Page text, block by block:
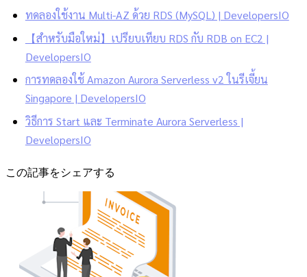
ทดลองใช้งาน Multi-AZ ด้วย RDS (MySQL) | DevelopersIO
【สำหรับมือใหม่】เปรียบเทียบ RDS กับ RDB on EC2 |
DevelopersIO
การทดลองใช้ Amazon Aurora Serverless v2 ในรีเจี้ยน
Singapore | DevelopersIO
วิธีการ Start และ Terminate Aurora Serverless |
DevelopersIO
この記事をシェアする